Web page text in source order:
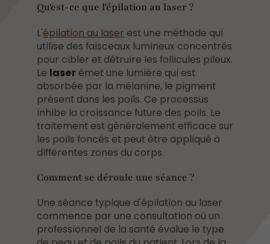
Qu'est-ce que l'épilation au laser ?
L'épilation au laser est une méthode qui
utilise des faisceaux lumineux concentrés
pour cibler et détruire les follicules pileux.
Le laserémet une lumière qui est
absorbée par la mélanine, le pigment
présent dans les poils. Ce processus
inhibe la croissance future des poils. Le
traitement est généralement efficace sur
les poils foncés et peut être appliqué à
différentes zones du corps.
Comment se déroule une séance ?
Une séance typique d'épilation au laser
commence par une consultation où un
professionnel de la santé évalue le type